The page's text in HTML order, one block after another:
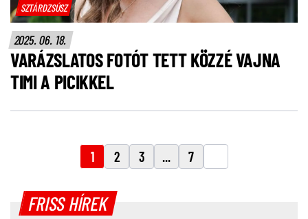
SZTÁRDZSÚSZ
2025. 06. 18.
VARÁZSLATOS FOTÓT TETT KÖZZÉ VAJNA
TIMI A PICIKKEL
1 2 3 ... 7
FRISS HÍREK